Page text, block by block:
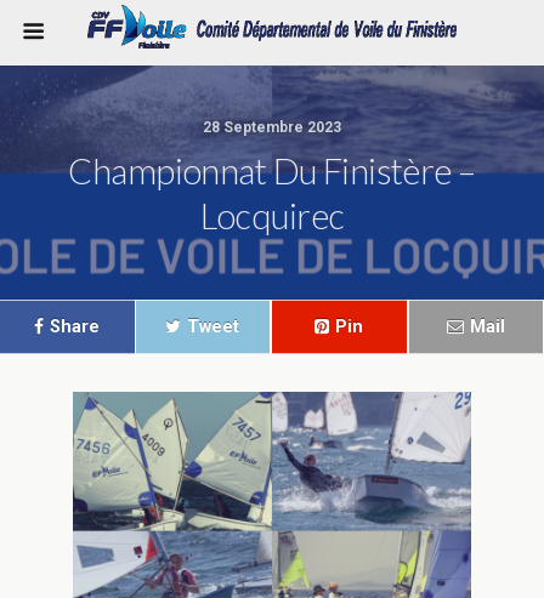
28 Septembre 2023
Championnat Du Finistère –
Locquirec
Share Tweet Pin Mail